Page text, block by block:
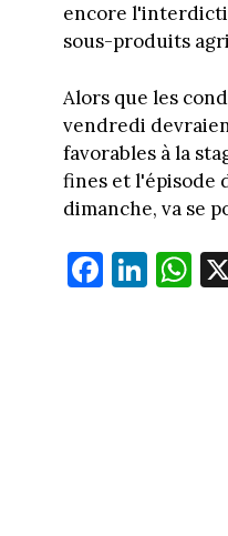
encore
sous-produits
Alors que les
vendredi
favorables à la
fines et l'épisode
dimanche, va se
Fa
ce
Li
nk
W
ha